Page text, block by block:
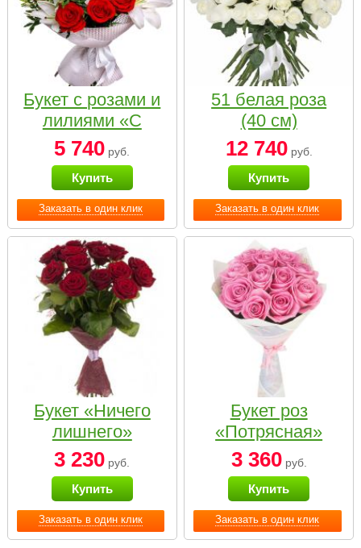
Заказать в один клик
Букет с розами и
лилиями «С
наилучшими
пожеланиями»
5 740 руб.
Купить
Заказать в один клик
51 белая роза
(40 см)
12 740руб.
Купить
Заказать в один клик
Букет «Ничего
лишнего»
3 230 руб.
Купить
Заказать в один клик
Букет роз
«Потрясная»
3 360руб.
Купить